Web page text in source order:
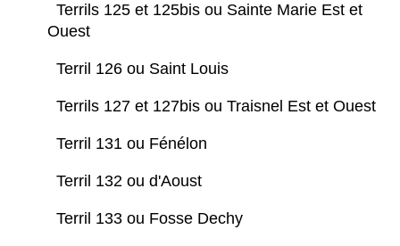
Terrils 125 et 125bis ou Sainte Marie Est et
Ouest
Terril 126 ou Saint Louis
Terrils 127 et 127bis ou Traisnel Est et Ouest
Terril 131 ou Fénélon
Terril 132 ou d'Aoust
Terril 133 ou Fosse Dechy